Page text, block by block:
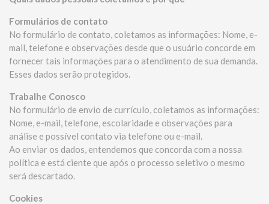
Formulários de contato
No formulário de contato, coletamos as informações: Nome, e-
mail, telefone e observações desde que o usuário concorde em
fornecer tais informações para o atendimento de sua demanda.
Esses dados serão protegidos.
Trabalhe Conosco
No formulário de envio de currículo, coletamos as informações:
Nome, e-mail, telefone, escolaridade e observações para
análise e possível contato via telefone ou e-mail.
Ao enviar os dados, entendemos que concorda com a nossa
política e está ciente que após o processo seletivo o mesmo
será descartado.
Cookies